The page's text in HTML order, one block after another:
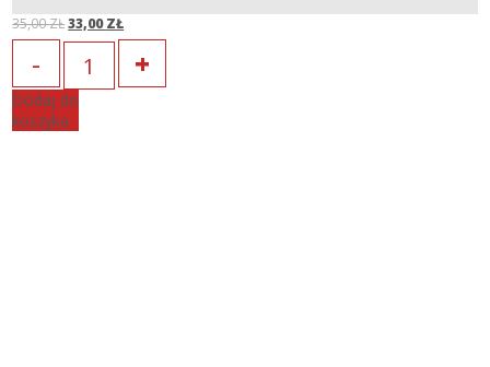
35,00ZŁ
Original
price
33,00ZŁ
Current
price
Dodaj do
koszyka